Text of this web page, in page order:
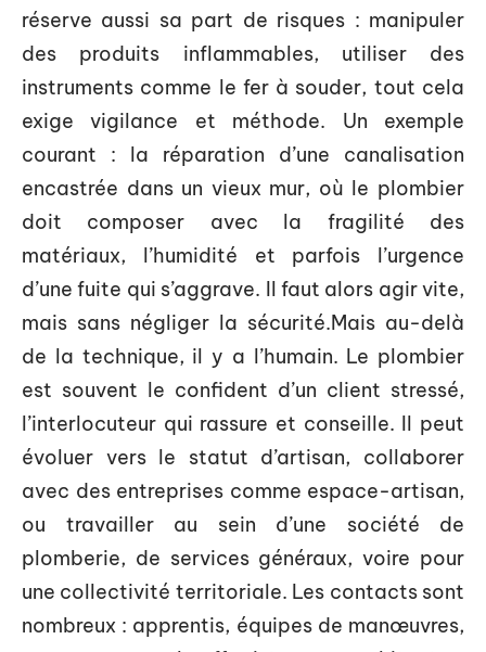
réserve aussi sa part de risques : manipuler
des produits inflammables, utiliser des
instruments comme le fer à souder, tout cela
exige vigilance et méthode. Un exemple
courant : la réparation d’une canalisation
encastrée dans un vieux mur, où le plombier
doit composer avec la fragilité des
matériaux, l’humidité et parfois l’urgence
d’une fuite qui s’aggrave. Il faut alors agir vite,
mais sans négliger la sécurité.Mais au-delà
de la technique, il y a l’humain. Le plombier
est souvent le confident d’un client stressé,
l’interlocuteur qui rassure et conseille. Il peut
évoluer vers le statut d’artisan, collaborer
avec des entreprises comme espace-artisan,
ou travailler au sein d’une société de
plomberie, de services généraux, voire pour
une collectivité territoriale. Les contacts sont
nombreux : apprentis, équipes de manœuvres,